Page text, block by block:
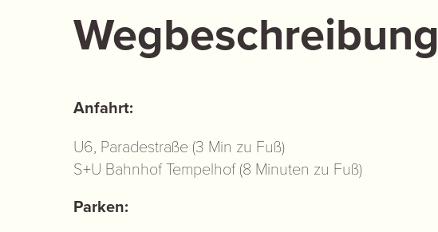
Wegbeschreibung
Anfahrt:
U6, Paradestraße (3 Min zu Fuß)
S+U Bahnhof Tempelhof (8 Minuten zu Fuß)
Parken: